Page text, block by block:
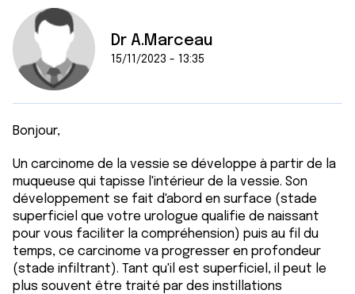
Dr A.Marceau
15/11/2023 - 13:35
Bonjour,
Un carcinome de la vessie se développe à partir de la
muqueuse qui tapisse l'intérieur de la vessie. Son
développement se fait d'abord en surface (stade
superficiel que votre urologue qualifie de naissant
pour vous faciliter la compréhension) puis au fil du
temps, ce carcinome va progresser en profondeur
(stade infiltrant). Tant qu'il est superficiel, il peut le
plus souvent être traité par des instillations